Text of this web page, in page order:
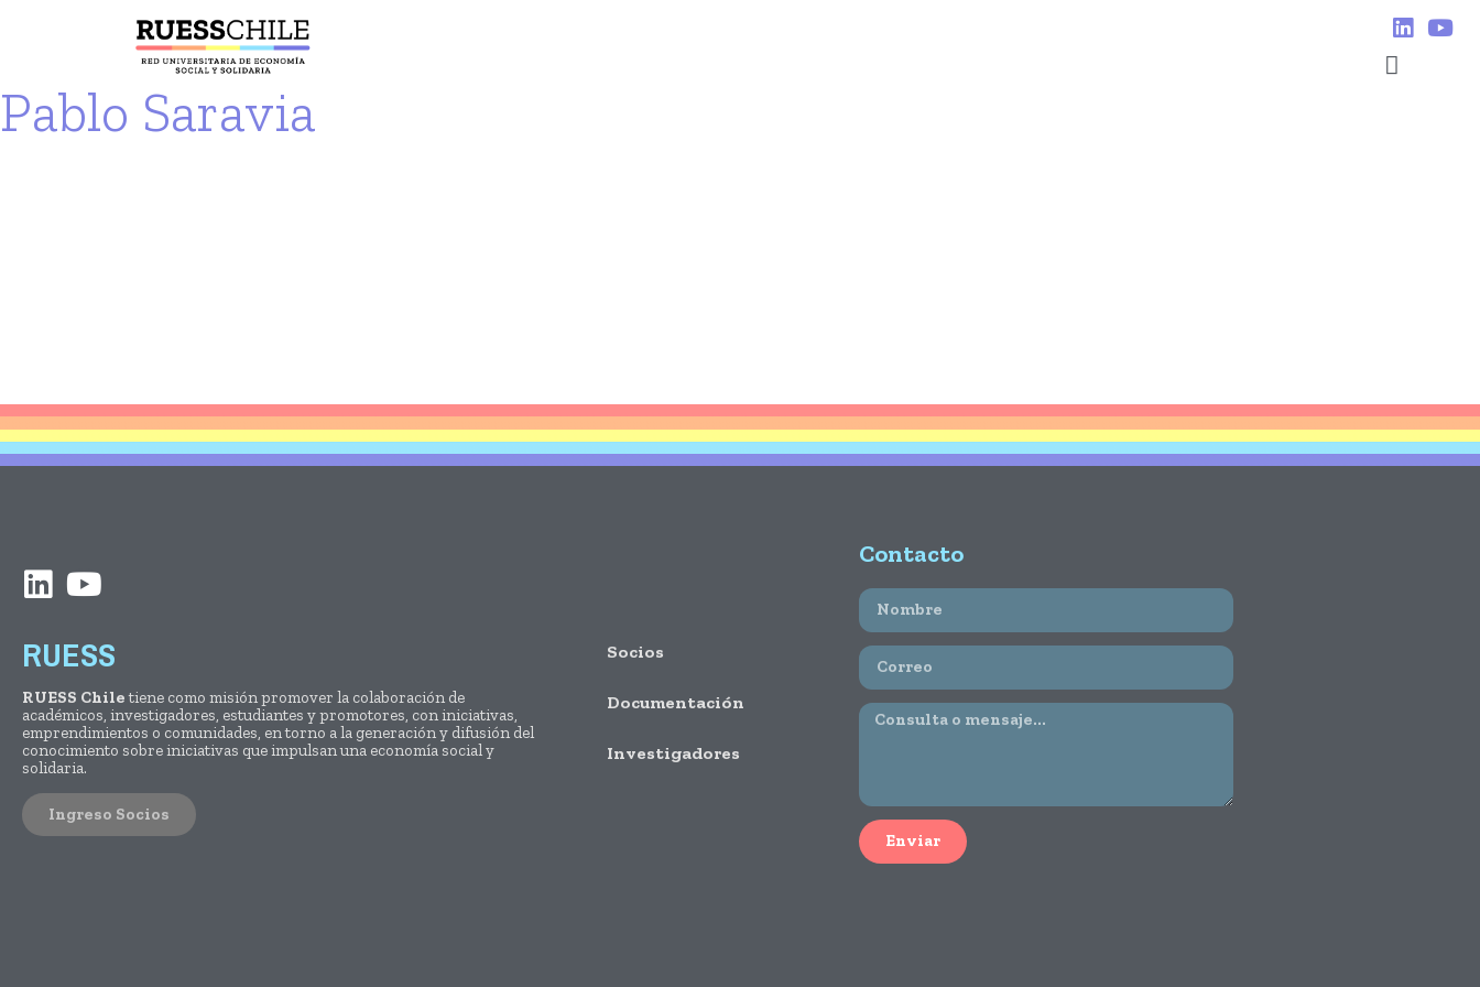
Pablo Saravia
RUESS
RUESS Chiletiene como misión promover la colaboración de
académicos, investigadores, estudiantes y promotores, con iniciativas,
emprendimientos o comunidades, en torno a la generación y difusión del
conocimiento sobre iniciativas que impulsan una economía social y
solidaria.
Ingreso Socios
Socios
Documentación
Investigadores
Contacto
Enviar